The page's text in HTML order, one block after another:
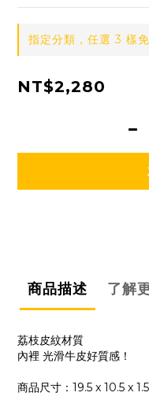
指定分類，任選 3 樣
NT$2,280
商品描述 了解
荔枝皮紋材質
內裡 光滑牛皮好質感！
商品尺寸：19.5 x 10.5 x